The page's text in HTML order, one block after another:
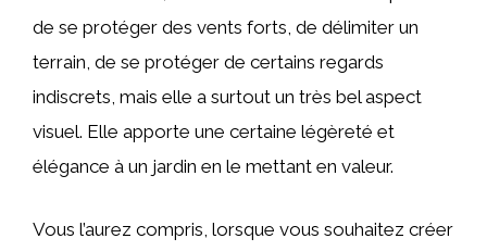
de se protéger des vents forts, de délimiter un
terrain, de se protéger de certains regards
indiscrets, mais elle a surtout un très bel aspect
visuel. Elle apporte une certaine légèreté et
élégance à un jardin en le mettant en valeur.
Vous l’aurez compris, lorsque vous souhaitez créer